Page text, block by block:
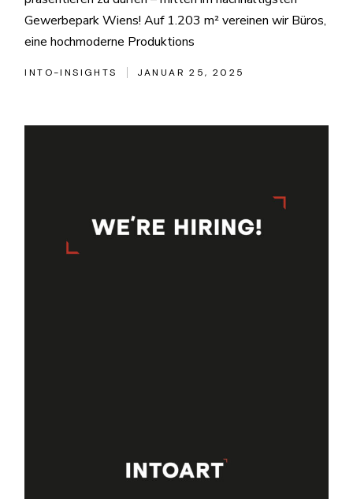
Gewerbepark Wiens! Auf 1.203 m² vereinen wir Büros,
eine hochmoderne Produktions
INTO-INSIGHTS JANUAR 25, 2025